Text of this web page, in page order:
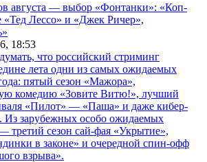
августа — выбор «Фонтанки»: «Коп-
«Тед Лессо» и «Джек Ричер»,
18:53
что российский стриминг
лета одни из самых ожидаемых
пятый сезон «Мажора»,
комедию «Зовите Витю!», лучший
«Пилот» — «Паша» и даже кибер-
Из зарубежных особо ожидаемых
третий сезон сай-фая «Укрытие»,
в законе» и очередной спин-офф
взрыва».